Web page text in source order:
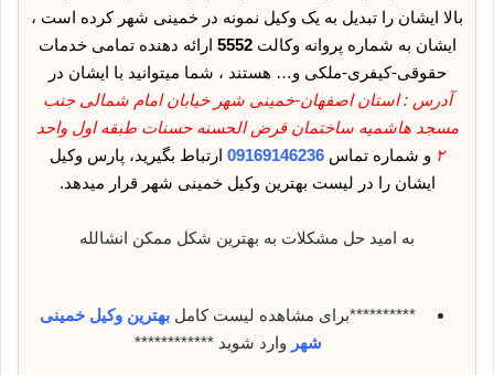
بالا ایشان را تبدیل به یک وکیل نمونه در خمینی شهر کرده است ،
ایشان به شماره پروانه وکالت5552 ارائه دهنده تمامی خدمات
حقوقی-کیفری-ملکی و… هستند ، شما میتوانید با ایشان در
آدرس : استان اصفهان-خمینی شهر خیابان امام شمالی جنب
مسجد هاشمیه ساختمان قرض الحسنه حسنات طبقه اول واحد
۲ و شماره تماس 09169146236 ارتباط بگیرید، پارس وکیل
ایشان را در لیست بهترین وکیل خمینی شهر قرار میدهد.
به امید حل مشکلات به بهترین شکل ممکن انشالله
**********برای مشاهده لیست کامل بهترین وکیل خمینی
شهر وارد شوید ************